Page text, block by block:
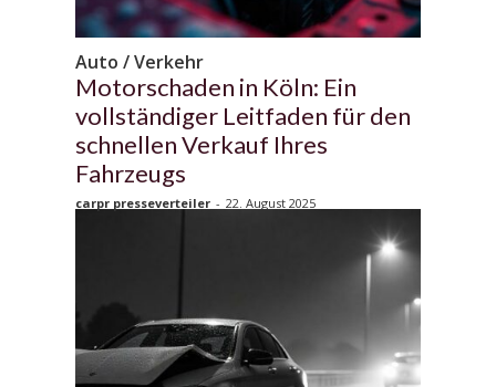
Auto / Verkehr
Motorschaden in Köln: Ein
vollständiger Leitfaden für den
schnellen Verkauf Ihres
Fahrzeugs
carpr presseverteiler - 22. August 2025